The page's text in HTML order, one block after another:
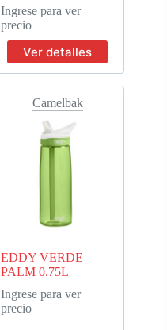
Ingrese para ver
precio
Ver detalles
Camelbak
EDDY VERDE
PALM 0.75L
Ingrese para ver
precio